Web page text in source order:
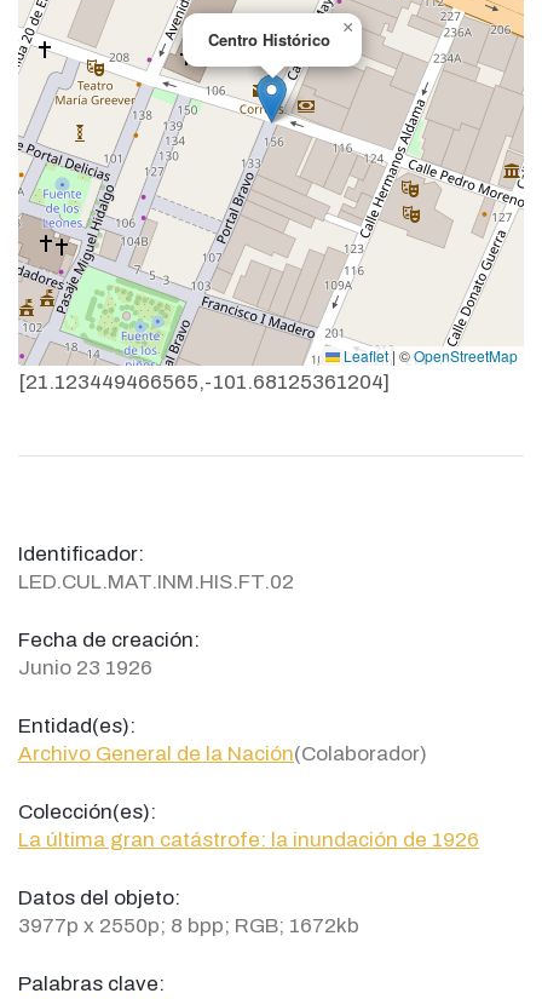
Centro Histórico
×
Leaflet | ©OpenStreetMap
[21.123449466565,-101.68125361204]
Identificador:
LED.CUL.MAT.INM.HIS.FT.02
Fecha de creación:
Junio 23 1926
Entidad(es):
Archivo General de la Nación(Colaborador)
Colección(es):
La última gran catástrofe: la inundación de 1926
Datos del objeto:
3977p x 2550p; 8 bpp; RGB; 1672kb
Palabras clave: